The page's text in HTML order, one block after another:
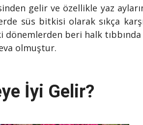
gelir ve özellikle yaz
süs bitkisi olarak sıkça
beri halk tıbbında
olmuştur.
İyi Gelir?